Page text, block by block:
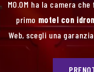
MO.OM ha la camera
primo motel con
Web, scegli una